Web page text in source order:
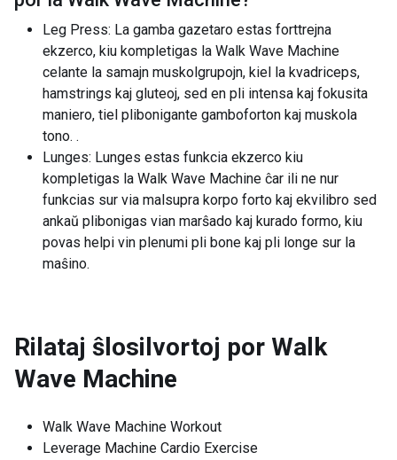
Leg Press: La gamba gazetaro estas forttrejna
ekzerco, kiu kompletigas la Walk Wave Machine
celante la samajn muskolgrupojn, kiel la kvadriceps,
hamstrings kaj gluteoj, sed en pli intensa kaj fokusita
maniero, tiel plibonigante gamboforton kaj muskola
tono. .
Lunges: Lunges estas funkcia ekzerco kiu
kompletigas la Walk Wave Machine ĉar ili ne nur
funkcias sur via malsupra korpo forto kaj ekvilibro sed
ankaŭ plibonigas vian marŝado kaj kurado formo, kiu
povas helpi vin plenumi pli bone kaj pli longe sur la
maŝino.
Rilataj ŝlosilvortoj por Walk
Wave Machine
Walk Wave Machine Workout
Leverage Machine Cardio Exercise